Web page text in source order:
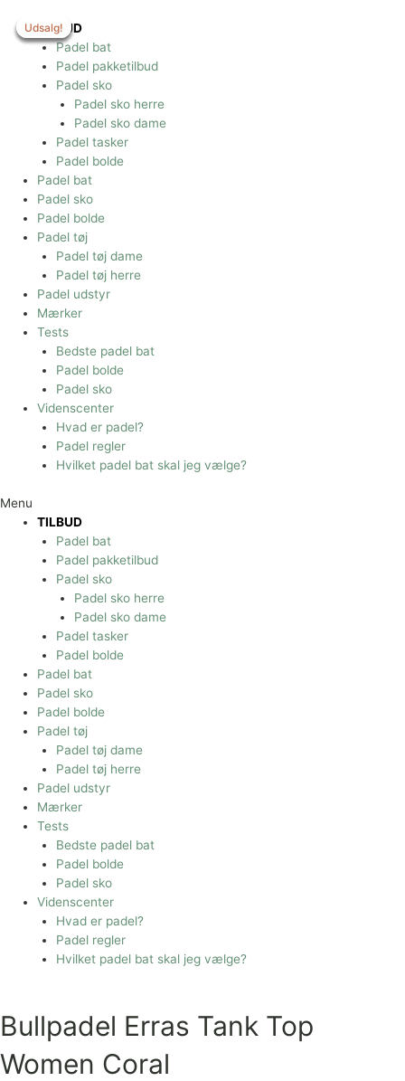
indholdet
TILBUD
Padel bat
Padel pakketilbud
Padel sko
Padel sko herre
Padel sko dame
Padel tasker
Padel bolde
Padel bat
Padel sko
Padel bolde
Padel tøj
Padel tøj dame
Padel tøj herre
Padel udstyr
Mærker
Tests
Bedste padel bat
Padel bolde
Padel sko
Videnscenter
Hvad er padel?
Padel regler
Hvilket padel bat skal jeg vælge?
Menu
TILBUD
Padel bat
Padel pakketilbud
Padel sko
Padel sko herre
Padel sko dame
Padel tasker
Padel bolde
Padel bat
Padel sko
Padel bolde
Padel tøj
Padel tøj dame
Padel tøj herre
Padel udstyr
Mærker
Tests
Bedste padel bat
Padel bolde
Padel sko
Videnscenter
Hvad er padel?
Padel regler
Hvilket padel bat skal jeg vælge?
Udsalg!
Bullpadel Erras Tank Top
Women Coral
Udsalg!
Udsalg!
Udsalg!
Udsalg!